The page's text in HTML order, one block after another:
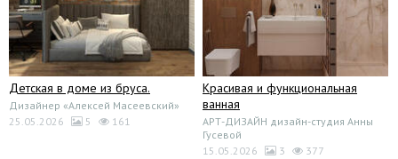
Детская в доме из бруса.
Дизайнер «Алексей Масеевский»
25.05.2026
5 161
Красивая и функциональная
ванная
АРТ-ДИЗАЙН дизайн-студия Анны
Гусевой
15.05.2026
3 377